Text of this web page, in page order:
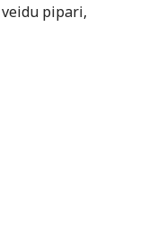
veidu pipari,